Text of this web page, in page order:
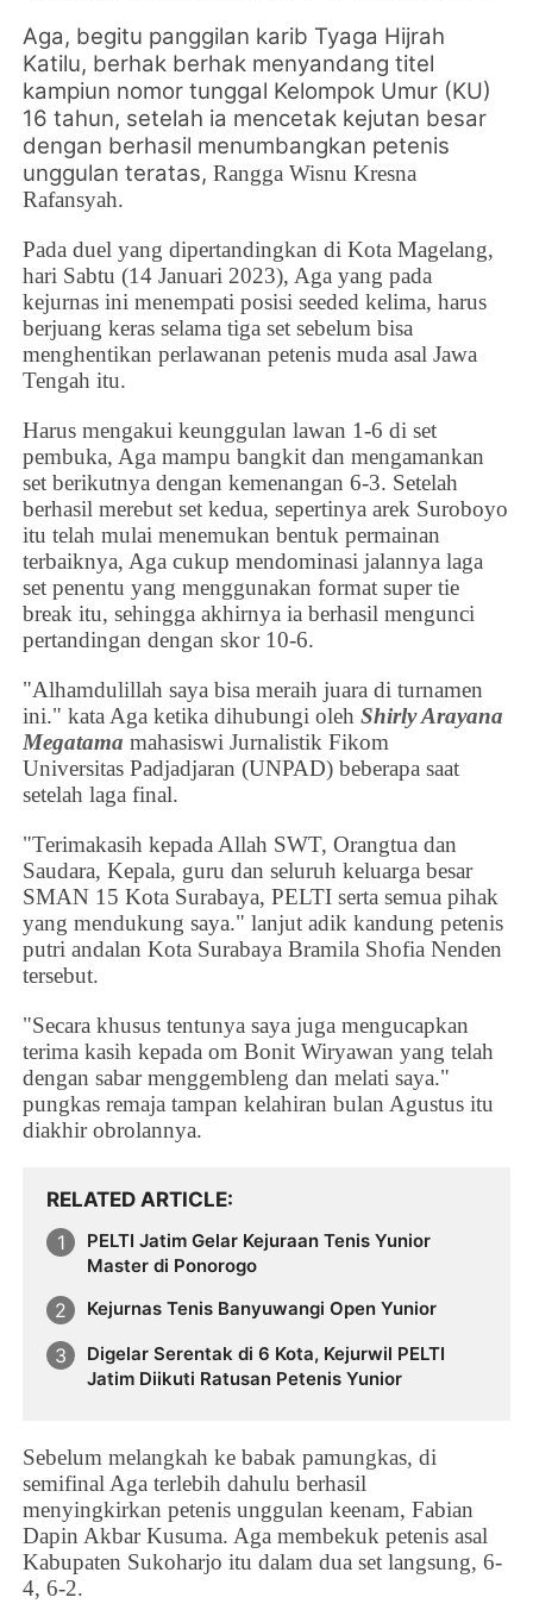
Aga, begitu panggilan karib Tyaga Hijrah
Katilu, berhak berhak menyandang titel
kampiun nomor tunggal Kelompok Umur (KU)
16 tahun, setelah ia mencetak kejutan besar
dengan berhasil menumbangkan petenis
unggulan teratas,Rangga Wisnu Kresna
Rafansyah.
Pada duel yang dipertandingkan di Kota Magelang,
hari Sabtu (14 Januari 2023), Aga yang pada
kejurnas ini menempati posisi seeded kelima, harus
berjuang keras selama tiga set sebelum bisa
menghentikan perlawanan petenis muda asal Jawa
Tengah itu.
Harus mengakui keunggulan lawan 1-6 di set
pembuka, Aga mampu bangkit dan mengamankan
set berikutnya dengan kemenangan 6-3. Setelah
berhasil merebut set kedua, sepertinya arek Suroboyo
itu telah mulai menemukan bentuk permainan
terbaiknya, Aga cukup mendominasi jalannya laga
set penentu yang menggunakan format super tie
break itu, sehingga akhirnya ia berhasil mengunci
pertandingan dengan skor 10-6.
"Alhamdulillah saya bisa meraih juara di turnamen
ini." kata Aga ketika dihubungi olehShirly Arayana
Megatama mahasiswi Jurnalistik Fikom
UniversitasPadjadjaran (UNPAD) beberapa saat
setelah laga final.
"Terimakasih kepada Allah SWT, Orangtua dan
Saudara, Kepala, guru dan seluruh keluarga besar
SMAN 15 Kota Surabaya, PELTI serta semua pihak
yang mendukung saya." lanjut adik kandung petenis
putri andalan Kota SurabayaBramila Shofia Nenden
tersebut.
"Secara khusus tentunya saya juga mengucapkan
terima kasih kepada om Bonit Wiryawan yang telah
dengan sabar menggembleng dan melati saya."
pungkas remaja tampan kelahiran bulan Agustus itu
diakhir obrolannya.
RELATED ARTICLE
PELTI Jatim Gelar Kejuraan Tenis Yunior
Master di Ponorogo
Kejurnas Tenis Banyuwangi Open Yunior
Digelar Serentak di 6 Kota, Kejurwil PELTI
Jatim Diikuti Ratusan Petenis Yunior
Sebelum melangkah ke babak pamungkas, di
semifinal Aga terlebih dahulu berhasil
menyingkirkan petenis unggulan keenam,Fabian
Dapin Akbar Kusuma. Aga membekuk petenis asal
Kabupaten Sukoharjo itu dalam dua set langsung, 6-
4, 6-2.